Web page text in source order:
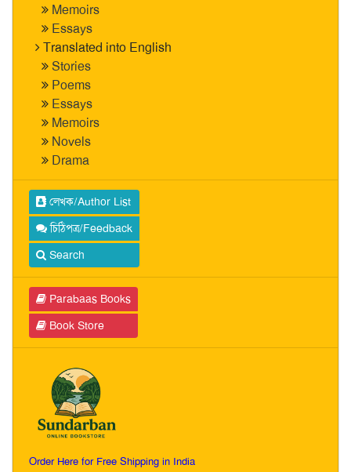
Memoirs
Essays
Translated into English
Stories
Poems
Essays
Memoirs
Novels
Drama
লেখক/Author List
চিঠিপত্র/Feedback
Search
Parabaas Books
Book Store
Order Here for Free Shipping in India